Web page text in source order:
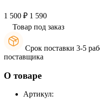
1 500 ₽ 1 590
Товар под заказ
Срок поставки 3-5
поставщика
О товаре
Артикул: